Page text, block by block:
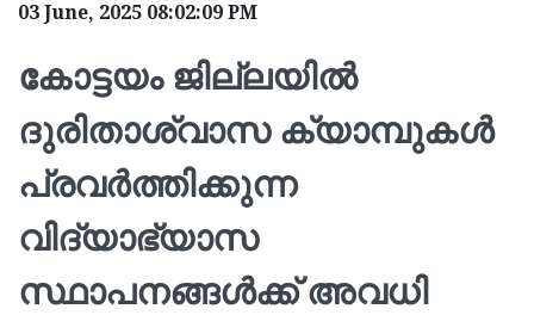
03 June, 2025 08:02:09 PM
കോട്ടയം ജില്ലയിൽ
ദുരിതാശ്വാസ ക്യാമ്പുകൾ
പ്രവർത്തിക്കുന്ന
വിദ്യാഭ്യാസ
സ്ഥാപനങ്ങൾക്ക് അവധി